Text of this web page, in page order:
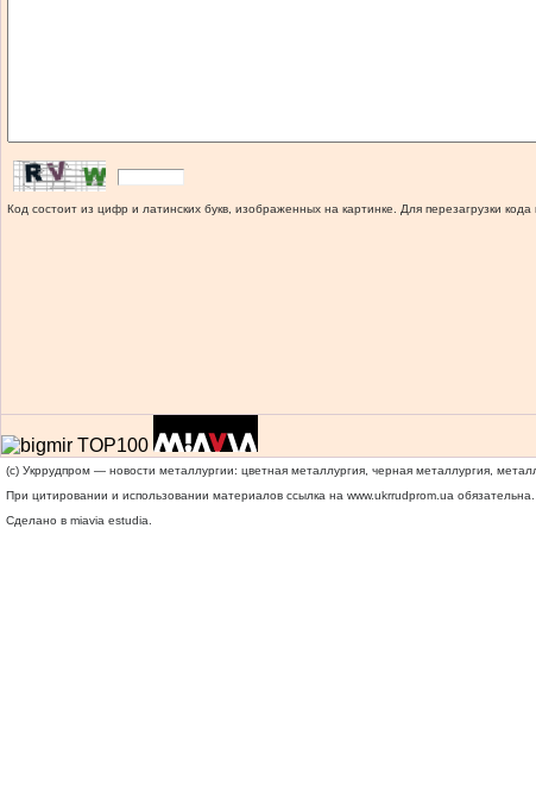
Код состоит из цифр и латинских букв, изображенных на картинке. Для перезагрузки кода
(c) Укррудпром — новости металлургии: цветная металлургия, черная металлургия,
При цитировании и использовании материалов ссылка на www.ukrrudprom.ua
Сделано в miavia estudia.